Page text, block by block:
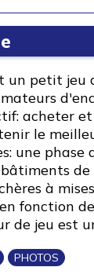
un petit
acheter
le
une phase
à
fonction
de jeu est
PHOTOS